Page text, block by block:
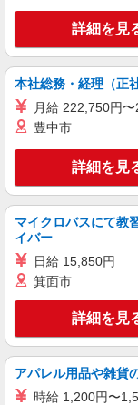
株式会社スタッフサ
看
キープ
株式会社スタッフサ
事No.W10515059）
キープ
派遣社員
詳細を見
本社総務・経理（正
月給 222,750円
豊中市
詳細を見
マイクロバスにて教
イバー
日給 15,850円
箕面市
詳細を見
アパレル用品や雑貨
時給 1,200円〜